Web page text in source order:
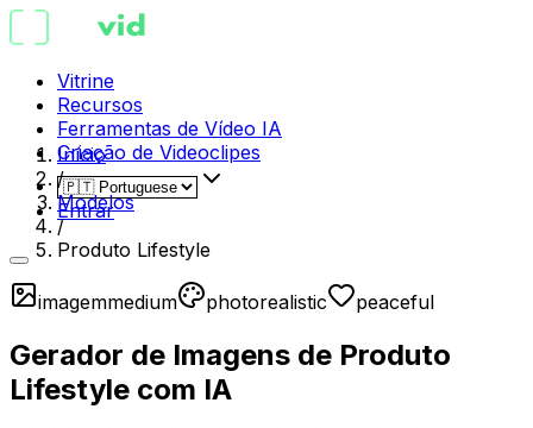
Vitrine
Recursos
Ferramentas de Vídeo IA
Criação de Videoclipes
Entrar
Início
/
Modelos
/
Produto Lifestyle
imagemmedium photorealistic peaceful
Gerador de Imagens de Produto
Lifestyle com IA